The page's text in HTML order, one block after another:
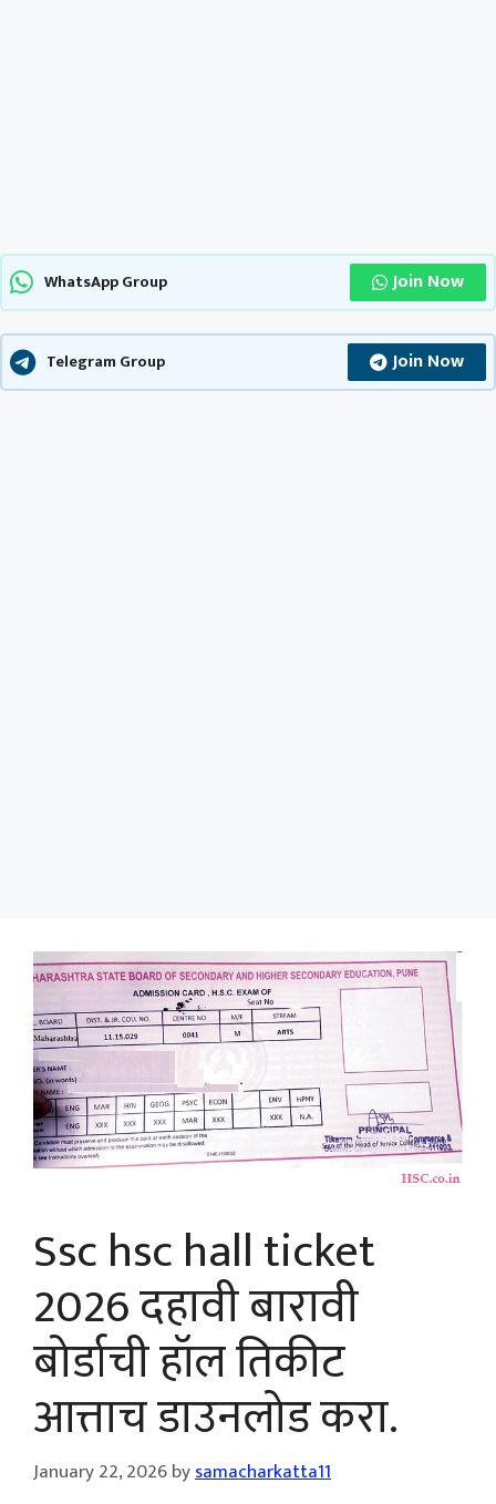
WhatsApp Group Join Now
Telegram Group Join Now
Ssc hsc hall ticket
2026 दहावी बारावी
बोर्डाची हॉल तिकीट
आत्ताच डाउनलोड करा.
January 22, 2026bysamacharkatta11